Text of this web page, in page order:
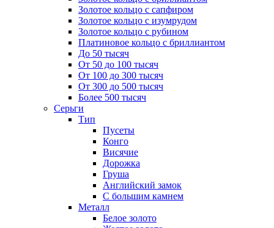
Золотое кольцо с сапфиром
Золотое кольцо с изумрудом
Золотое кольцо с рубином
Платиновое кольцо с бриллиантом
До 50 тысяч
От 50 до 100 тысяч
От 100 до 300 тысяч
От 300 до 500 тысяч
Более 500 тысяч
Серьги
Тип
Пусеты
Конго
Висячие
Дорожка
Груша
Английский замок
С большим камнем
Металл
Белое золото